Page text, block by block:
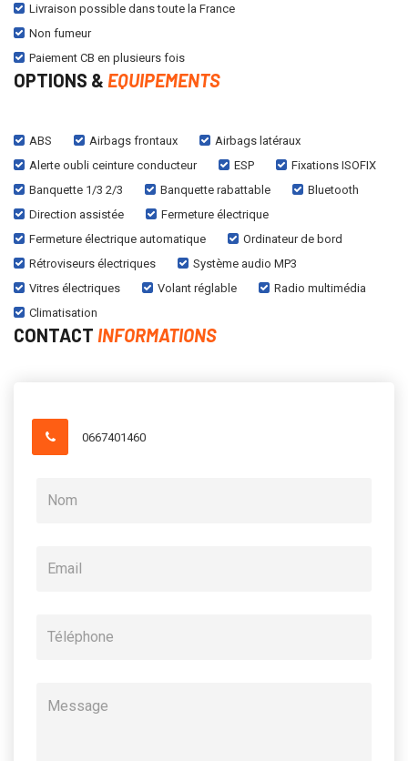
Livraison possible dans toute la France
Non fumeur
Paiement CB en plusieurs fois
OPTIONS & EQUIPEMENTS
ABS Airbags frontaux
Airbags latéraux
Alerte oubli ceinture conducteur
ESP
Fixations ISOFIX
Banquette 1/3 2/3
Banquette rabattable
Bluetooth
Direction assistée
Fermeture électrique
Fermeture électrique automatique
Ordinateur de bord
Rétroviseurs électriques
Système audio MP3
Vitres électriques
Volant réglable
Radio multimédia
Climatisation
CONTACT INFORMATIONS
0667401460